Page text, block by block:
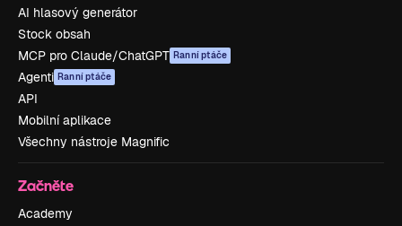
AI hlasový generátor
Stock obsah
MCP pro Claude/ChatGPT Ranní ptáče
Agenti Ranní ptáče
API
Mobilní aplikace
Všechny nástroje Magnific
Začněte
Academy